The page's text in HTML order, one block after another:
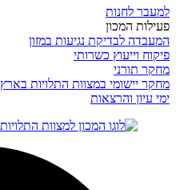
למעבר לחנות
פעילות המכון
המעבדה לבדיקת נגיעות במזון
פיקוח וייעוץ כשרותי
מחקר תורני
מחקר יישומי במצוות התלויות בארץ
ימי עיון והרצאות